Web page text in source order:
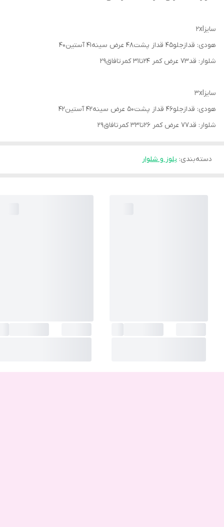
سایز2xl
هودی: قدازجلو۴۵ قداز پشت۴۸ عرض سینه۴۱ آستین۴۰
شلوار: قد۷۳ عرض کمر ۲۴تا۳۱ کمرتافاق۲۹
سایز3xl
هودی: قدازجلو۴۶ قداز پشت۵۰ عرض سینه۴۲ آستین۴۲
شلوار: قد۷۷ عرض کمر ۲۶تا۳۳ کمرتافاق۲۹
دسته‌بندی: بلوز و شلوار